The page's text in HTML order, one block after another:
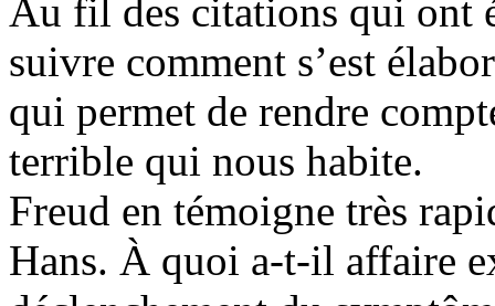
Au fil des citations qui ont
suivre comment s’est
qui permet de rendre
terrible qui nous habite.
Freud en témoigne très
Hans. À quoi a-t-il affaire